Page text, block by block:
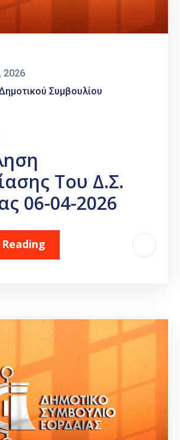
2026
Συμβουλίου
Του Δ.Σ.
06-04-2026